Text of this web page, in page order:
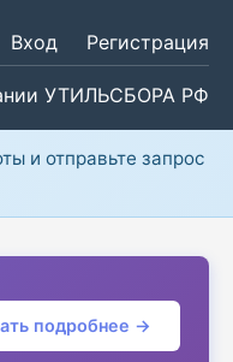
Вход Регистрация
УТИЛЬСБОРА РФ
и отправьте запрос
подробнее →